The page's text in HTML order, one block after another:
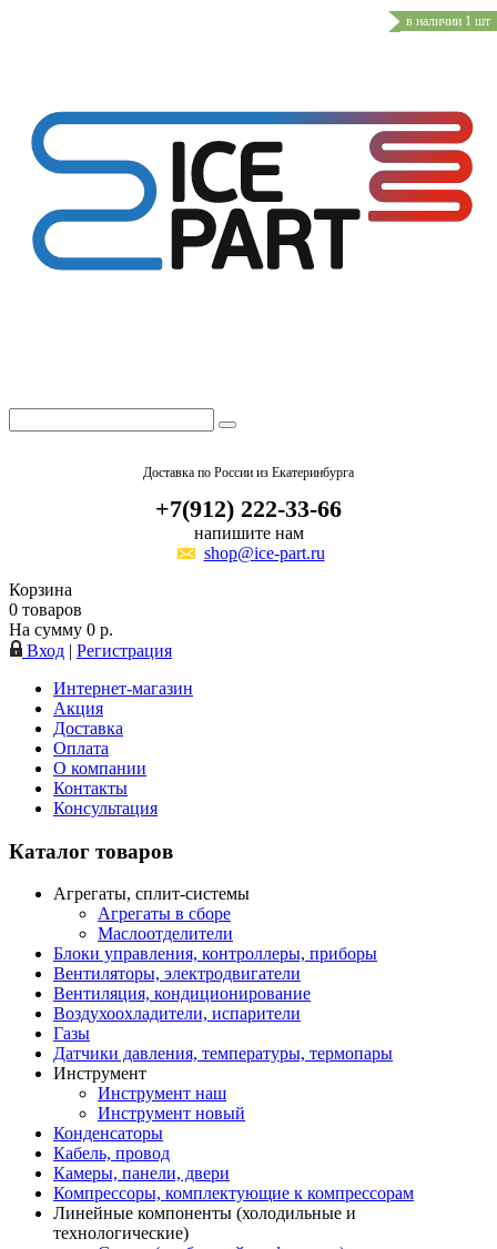
Доставка по России из Екатеринбурга
+7(912) 222-33-66
напишите нам
shop@ice-part.ru
Корзина
0 товаров
На сумму 0 р.
Вход | Регистрация
Интернет-магазин
Акция
Доставка
Оплата
О компании
Контакты
Консультация
Каталог товаров
Агрегаты, сплит-системы
Агрегаты в сборе
Маслоотделители
Блоки управления, контроллеры, приборы
Вентиляторы, электродвигатели
Вентиляция, кондиционирование
Воздухоохладители, испарители
Газы
Датчики давления, температуры, термопары
Инструмент
Инструмент наш
Инструмент новый
Конденсаторы
Кабель, провод
Камеры, панели, двери
Компрессоры, комплектующие к компрессорам
Линейные компоненты (холодильные и
технологические)
в наличии 1 шт